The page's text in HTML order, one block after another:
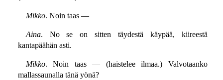
Mikko. Noin taas —
Aina. No se on sitten täydestä käypää, kiireestä
kantapäähän asti.
Mikko. Noin taas — (haistelee ilmaa.) Valvotaanko
mallassaunalla tänä yönä?